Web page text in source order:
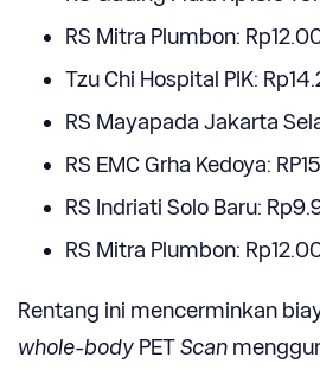
RS Mitra Plumbon:
Tzu Chi Hospital PIK:
RS Mayapada Jakarta
RS EMC Grha Kedoya:
RS Indriati Solo Baru:
RS Mitra Plumbon:
Rentang ini mencerminkan
whole-body PETScan